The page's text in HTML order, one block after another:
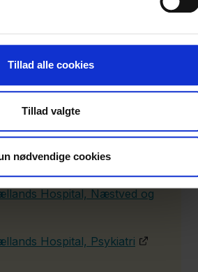
Tillad alle cookies
Tillad valgte
nødvendige cookies
Hospital, Næstved og
Hospital, Psykiatri